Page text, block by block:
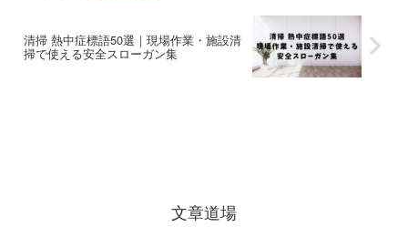
清掃 熱中症標語50選｜現場作業・施設清
掃で使える安全スローガン集
文章道場